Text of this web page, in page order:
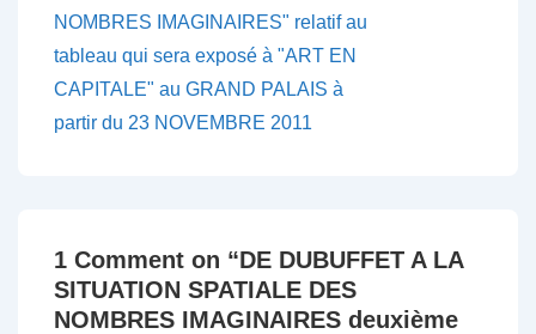
NOMBRES IMAGINAIRES" relatif au
tableau qui sera exposé à "ART EN
CAPITALE" au GRAND PALAIS à
partir du 23 NOVEMBRE 2011
1 Comment on “DE DUBUFFET A LA
SITUATION SPATIALE DES
NOMBRES IMAGINAIRES deuxième